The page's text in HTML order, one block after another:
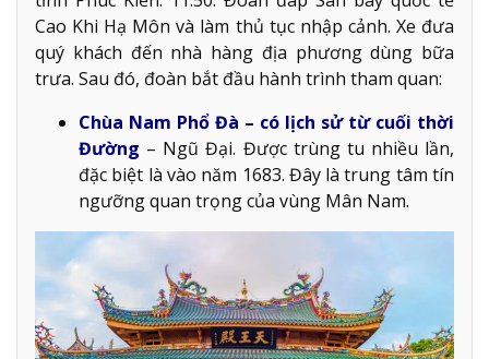
Cao Khi Hạ Môn và làm thủ tục nhập cảnh. Xe đưa
quý khách đến nhà hàng địa phương dùng bữa
trưa. Sau đó, đoàn bắt đầu hành trình tham quan:
Chùa Nam Phổ Đà – có lịch sử từ cuối thời
Đường – Ngũ Đại. Được trùng tu nhiều lần,
đặc biệt là vào năm 1683. Đây là trung tâm tín
ngưỡng quan trọng của vùng Mân Nam.